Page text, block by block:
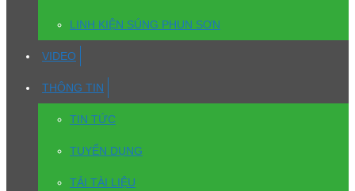
LINH KIỆN SÚNG PHUN SƠN
VIDEO
THÔNG TIN
TIN TỨC
TUYỂN DỤNG
TẢI TÀI LIỆU